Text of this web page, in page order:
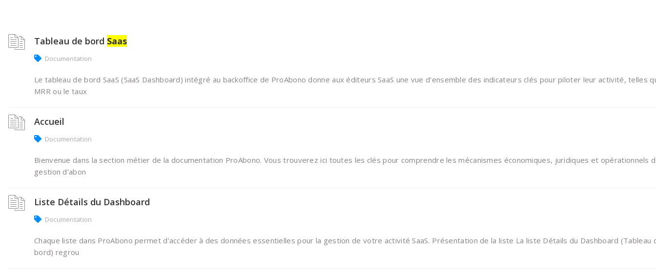
Tableau de bord Saas
Documentation
Le tableau de bord SaaS (SaaS Dashboard) intégré au backoffice de ProAbono donne aux éditeurs SaaS une vue d'ensemble des indicateurs clés pour piloter leur activité, telles
MRR ou le taux
Accueil
Documentation
Bienvenue dans la section métier de la documentation ProAbono. Vous trouverez ici toutes les clés pour comprendre les mécanismes économiques, juridiques et opérationnels
gestion d’abon
Liste Détails du Dashboard
Documentation
Chaque liste dans ProAbono permet d’accéder à des données essentielles pour la gestion de votre activité SaaS. Présentation de la liste La liste Détails du Dashboard (Tableau
bord) regrou